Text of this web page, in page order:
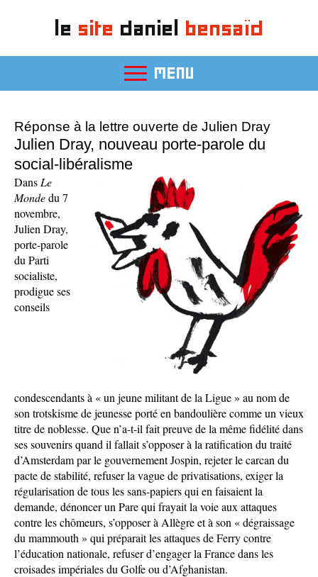
le site daniel bensaïd
MENU
Réponse à la lettre ouverte de Julien Dray
Julien Dray, nouveau porte-parole du
social-libéralisme
Dans Le
Mondedu 7
novembre,
Julien Dray,
porte-parole
du Parti
socialiste,
prodigue ses
conseils
condescendants à « un jeune militant de la Ligue » au nom de
son trotskisme de jeunesse porté en bandoulière comme un vieux
titre de noblesse. Que n’a-t-il fait preuve de la même fidélité dans
ses souvenirs quand il fallait s’opposer à la ratification du traité
d’Amsterdam par le gouvernement Jospin, rejeter le carcan du
pacte de stabilité, refuser la vague de privatisations, exiger la
régularisation de tous les sans-papiers qui en faisaient la
demande, dénoncer un Pare qui frayait la voie aux attaques
contre les chômeurs, s’opposer à Allègre et à son « dégraissage
du mammouth » qui préparait les attaques de Ferry contre
l’éducation nationale, refuser d’engager la France dans les
croisades impériales du Golfe ou d’Afghanistan.